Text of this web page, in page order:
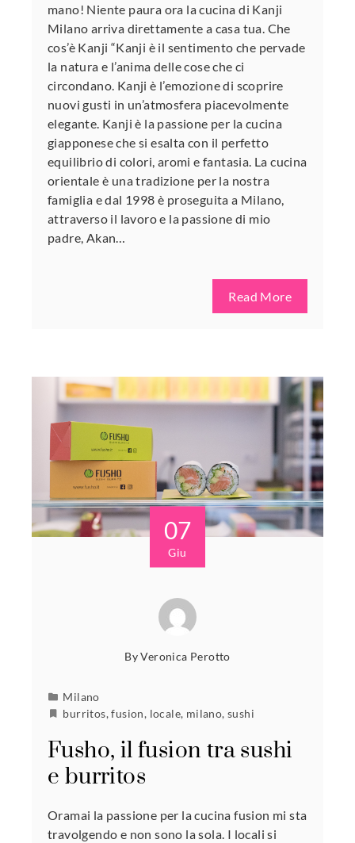
mano! Niente paura ora la cucina di Kanji
Milano arriva direttamente a casa tua. Che
cos’è Kanji “Kanji è il sentimento che pervade
la natura e l’anima delle cose che ci
circondano. Kanji è l’emozione di scoprire
nuovi gusti in un’atmosfera piacevolmente
elegante. Kanji è la passione per la cucina
giapponese che si esalta con il perfetto
equilibrio di colori, aromi e fantasia. La cucina
orientale è una tradizione per la nostra
famiglia e dal 1998 è proseguita a Milano,
attraverso il lavoro e la passione di mio
padre, Akan…
Read More
07
Giu
ByVeronica Perotto
Milano
burritos,fusion, locale, milano,sushi
Fusho, il fusion tra sushi
e burritos
Oramai la passione per la cucina fusion mi sta
travolgendo e non sono la sola. I locali si